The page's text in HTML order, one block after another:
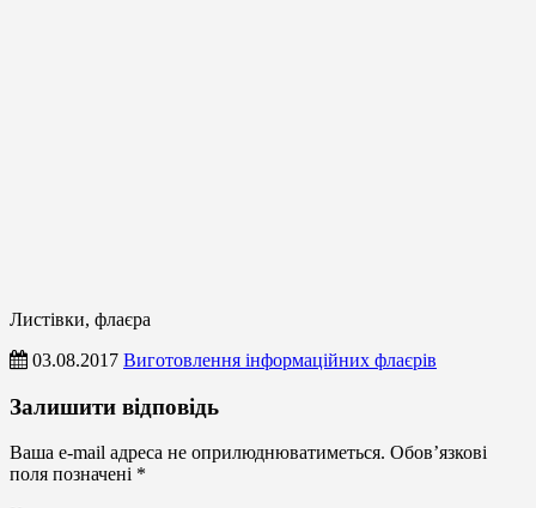
Листівки, флаєра
03.08.2017 Виготовлення інформаційних флаєрів
Листівки,
Залишити відповідь
Ваша e-mail адреса не оприлюднюватиметься. Обов’язкові
поля позначені *